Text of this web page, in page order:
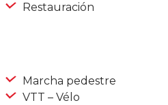
Restauración
Marcha pedestre
VTT – Vélo